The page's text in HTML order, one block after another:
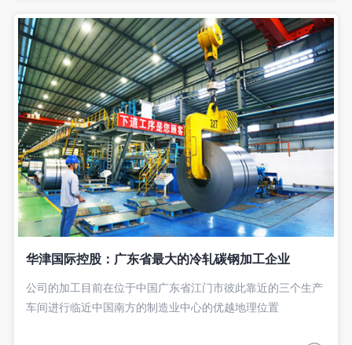
华津国际控股：广东省最大的冷轧碳钢加工企业
公司的加工目前在位于中国广东省江门市彼此靠近的三个生产
车间进行临近中国南方的制造业中心的优越地理位置